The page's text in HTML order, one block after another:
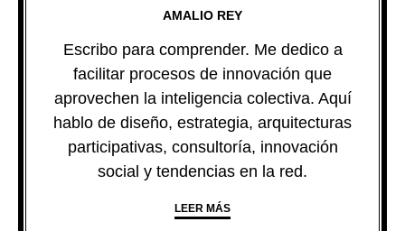
AMALIO REY
Escribo para comprender. Me dedico a
facilitar procesos de innovación que
aprovechen la inteligencia colectiva. Aquí
hablo de diseño, estrategia, arquitecturas
participativas, consultoría, innovación
social y tendencias en la red.
LEER MÁS